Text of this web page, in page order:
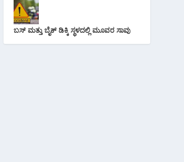
ಬಸ್ ಮತ್ತು ಬೈಕ್ ಡಿಕ್ಕಿ ಸ್ಥಳದಲ್ಲಿ ಮೂವರ ಸಾವು